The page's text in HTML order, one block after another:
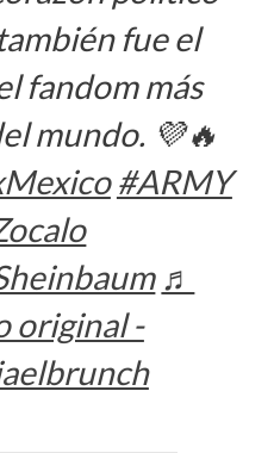
fue el
fandom más
mundo. 💜🔥
#ARMY
♬
original -